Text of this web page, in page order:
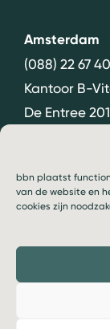
bbn plaatst
van de website en
cookies zijn
Amsterdam
(088) 22 67
Kantoor B-
De Entree 201
1101 HG